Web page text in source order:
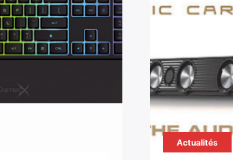
Actualités